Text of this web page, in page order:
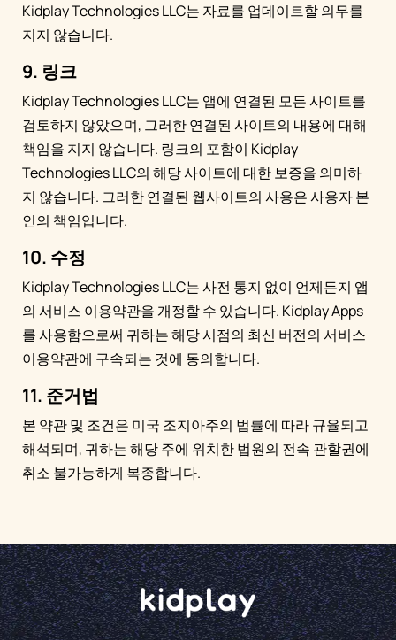
Kidplay Technologies LLC는 자료를 업데이트할 의무를
지지 않습니다.
9. 링크
Kidplay Technologies LLC는 앱에 연결된 모든 사이트를
검토하지 않았으며, 그러한 연결된 사이트의 내용에 대해
책임을 지지 않습니다. 링크의 포함이 Kidplay
Technologies LLC의 해당 사이트에 대한 보증을 의미하
지 않습니다. 그러한 연결된 웹사이트의 사용은 사용자 본
인의 책임입니다.
10. 수정
Kidplay Technologies LLC는 사전 통지 없이 언제든지 앱
의 서비스 이용약관을 개정할 수 있습니다. Kidplay Apps
를 사용함으로써 귀하는 해당 시점의 최신 버전의 서비스
이용약관에 구속되는 것에 동의합니다.
11. 준거법
본 약관 및 조건은 미국 조지아주의 법률에 따라 규율되고
해석되며, 귀하는 해당 주에 위치한 법원의 전속 관할권에
취소 불가능하게 복종합니다.